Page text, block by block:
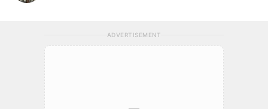
ADVERTISEMENT